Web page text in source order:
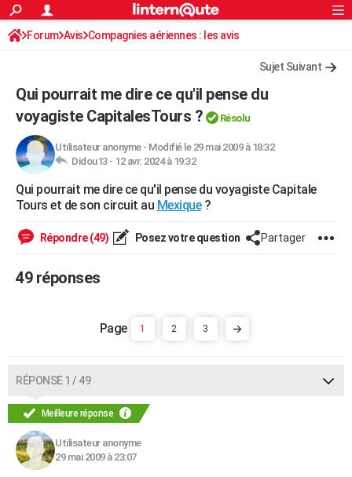
ACTUALITÉS
Politique
Société
Faits Divers
Education
Monde
Villes
+
Programme TV
Streaming
Sorties cinéma
FINANCE
Retraite
Impôts
Epargne
Immobilier
Risques naturels par ville
Banque
Assurance
Crédit
AUTO
Essais
Réserver un essai
Citadines
Berlines
SUV
Forum auto
HIGH-TECH
Mobiles
Meilleur smartphone
Internet
Ordinateurs
Jeux vidéo
Guide high-tech
BRICOLAGE
Forum
Aménagement intérieur
Extérieur
Cuisine
Salle de bains
Jardinage
Rangement
WEEK-END
Guides de France
Escapades
Patrimoine
Expositions
Musées
Week-end nature
LIFESTYLE
PHOTO
GUIDES D'ACHAT
BONS PLANS
CARTE DE VOEUX
S'inscrire
Connexion
Forum Avis Compagnies aériennes : les avis
Sujet Suivant
Qui pourrait me dire ce qu'il pense du
voyagiste CapitalesTours ?
Résolu
Utilisateur anonyme- Modifié le 29 mai 2009 à 18:32
Didou13 - 12 avr. 2024 à 19:32
Qui pourrait me dire ce qu'il pense du voyagiste Capitale
Tours et de son circuit au Mexique?
Répondre (49) Posez votre question Partager
49 réponses
1 2 3
RÉPONSE 1 / 49
Meilleure réponse
Utilisateur anonyme
29 mai 2009 à 23:07